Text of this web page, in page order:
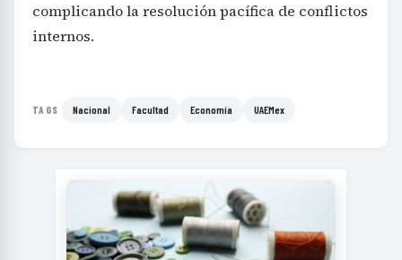
complicando la resolución pacífica de conflictos
internos.
TAGS Nacional Facultad Economía UAEMex